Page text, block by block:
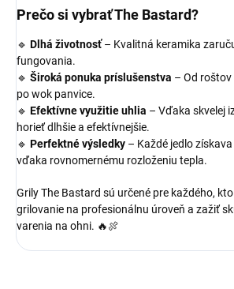
Prečo si vybrať The Bastard?
🔹 Dlhá životnosť– Kvalitná keramika
fungovania.
🔹 Široká ponuka príslušenstva – Od roštov
po wok panvice.
🔹 Efektívne využitie uhlia – Vďaka skvelej
horieť dlhšie a efektívnejšie.
🔹 Perfektné výsledky – Každé jedlo
vďaka rovnomernému rozloženiu tepla.
Grily The Bastard sú určené pre každého,
grilovanie na profesionálnu úroveň a zažiť
varenia na ohni. 🔥🍖